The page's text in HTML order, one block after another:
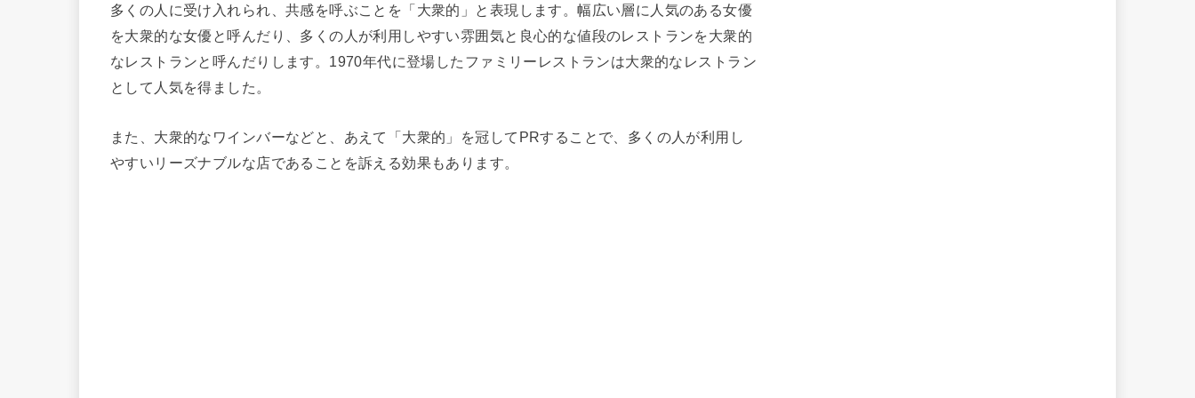
多くの人に受け入れられ、共感を呼ぶことを「大衆的」と表現します。幅広い層に人気のある女優
を大衆的な女優と呼んだり、多くの人が利用しやすい雰囲気と良心的な値段のレストランを大衆的
なレストランと呼んだりします。1970年代に登場したファミリーレストランは大衆的なレストラン
として人気を得ました。
また、大衆的なワインバーなどと、あえて「大衆的」を冠してPRすることで、多くの人が利用し
やすいリーズナブルな店であることを訴える効果もあります。